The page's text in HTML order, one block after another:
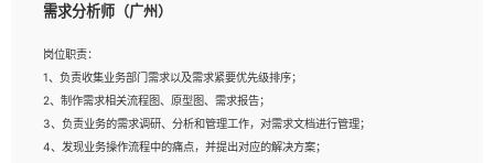
1、全日制本科计算机相关专业毕业，3年以上相关工作经验；
3、熟练使用脚本语言，shell/python任一种，熟练使用Ansible
4、熟悉linux常见服务、中间件的基本原理、部署以及故障处理，如：Mysql、
Apache、Nginx、Zabbix、Kafka等
5、熟悉主流虚拟化技术，如：VMware、KVM
6、具备网络方面的基础知识，熟悉常见的网络协议，如TCP/IP，转发原理，路由
需求分析师（广州）
岗位职责：
1、负责收集业务部门需求以及需求紧要优先级排序；
2、制作需求相关流程图、原型图、需求报告；
3、负责业务的需求调研、分析和管理工作，对需求文档进行管理；
4、发现业务操作流程中的痛点，并提出对应的解决方案；